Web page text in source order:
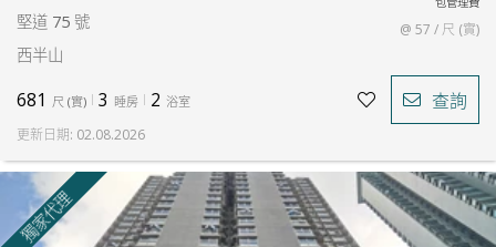
堅道 75 號
西半山
@ 57 / 尺 (實)
681 尺 (實) 3 睡房 2 浴室 查詢
更新日期: 02.08.2026
獨家代理